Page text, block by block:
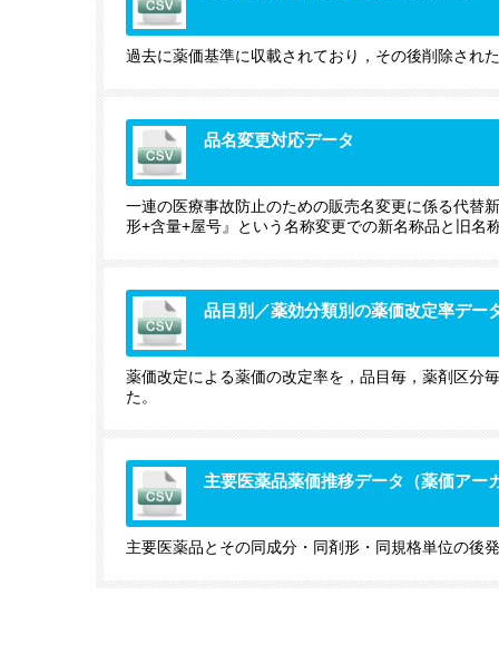
過去に薬価基準に収載されており，その後削除され
品名変更対応データ
一連の医療事故防止のための販売名変更に係る代替
形+含量+屋号』という名称変更での新名称品と旧名
品目別／薬効分類別の薬価改定率デー
薬価改定による薬価の改定率を，品目毎，薬剤区分
た。
主要医薬品薬価推移データ（薬価アー
主要医薬品とその同成分・同剤形・同規格単位の後